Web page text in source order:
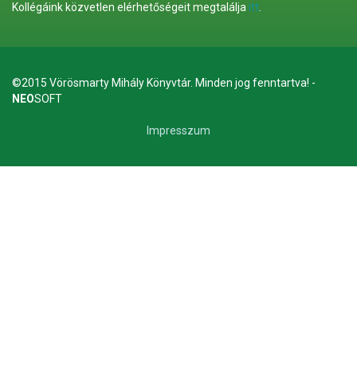
Kollégáink közvetlen elérhetőségeit megtalálja itt.
©2015 Vörösmarty Mihály Könyvtár. Minden jog fenntartva! -
NEOSOFT
Impresszum